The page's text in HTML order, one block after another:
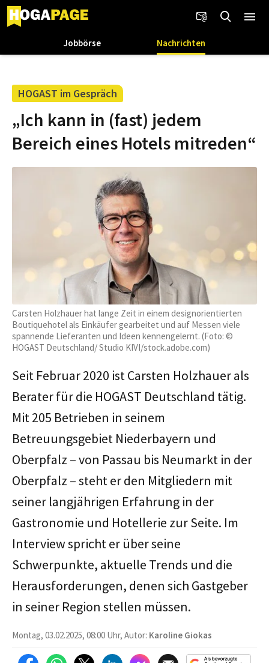
Jobbörse Nachrichten
HOGAST im Gespräch
„Ich kann in (fast) jedem
Bereich eines Hotels mitreden“
Carsten Holzhauer hat lange Zeit in einem designorientierten
Boutiquehotel als Einkäufer gearbeitet und auf Messen viele
spannende Lieferanten und Ideen kennengelernt. (Foto: ©
HOGAST Deutschland/ Studio KIVI/stock.adobe.com)
Seit Februar 2020 ist Carsten Holzhauer als
Berater für die HOGAST Deutschland tätig.
Mit 205 Betrieben in seinem
Betreuungsgebiet Niederbayern und
Oberpfalz – von Passau bis Neumarkt in der
Oberpfalz – steht er den Mitgliedern mit
seiner langjährigen Erfahrung in der
Gastronomie und Hotellerie zur Seite. Im
Interview spricht er über seine
Schwerpunkte, aktuelle Trends und die
Herausforderungen, denen sich Gastgeber
in seiner Region stellen müssen.
Montag, 03.02.2025, 08:00 Uhr, Autor: Karoline Giokas